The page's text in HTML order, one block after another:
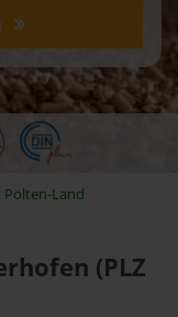
Pölten-Land
(PLZ